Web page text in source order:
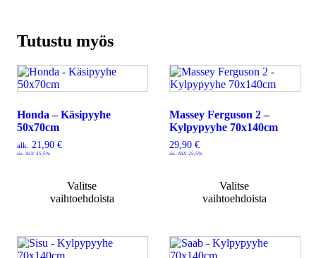
Tutustu myös
Honda – Käsipyyhe
50x70cm
alk. 21,90 €
sis. ALV 25,5%
Valitse
vaihtoehdoista
Massey Ferguson 2 –
Kylpypyyhe 70x140cm
29,90 €
sis. ALV 25,5%
Valitse
vaihtoehdoista